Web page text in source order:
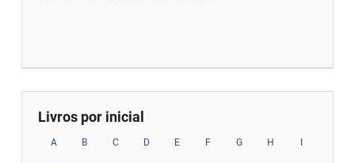
Livros por inicial
A B C D E F G H